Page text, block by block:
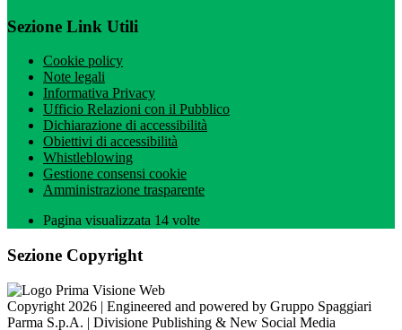
Sezione Link Utili
Cookie policy
Note legali
Informativa Privacy
Ufficio Relazioni con il Pubblico
Dichiarazione di accessibilità
Obiettivi di accessibilità
Whistleblowing
Gestione consensi cookie
Amministrazione trasparente
Pagina visualizzata 14 volte
Sezione Copyright
Copyright 2026 | Engineered and powered by Gruppo Spaggiari
Parma S.p.A. | Divisione Publishing & New Social Media